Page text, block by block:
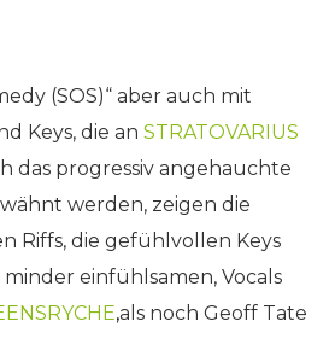
(SOS)“ aber auch mit
Keys, die an STRATOVARIUS
das progressiv angehauchte
werden, zeigen die
Riffs, die gefühlvollen Keys
einfühlsamen, Vocals
,als noch Geoff Tate